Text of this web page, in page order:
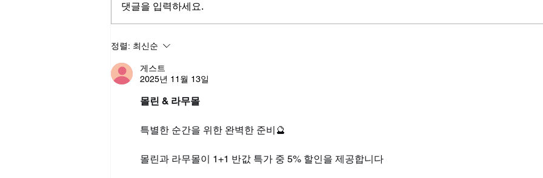
비아그라정품종류 - 자신감의
직
댓글을 입력하세요.
정렬: 최신순
게스트
2025년 11월 13일
몰린 & 라무몰
특별한 순간을 위한 완벽한 준비🔮
몰린과 라무몰이 1+1 반값 특가 중 5% 할인을 제공합니다